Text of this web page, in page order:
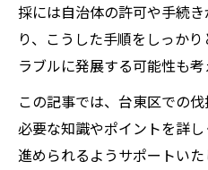
採には自治体の許可や手続
り、こうした手順をしっか
ラブルに発展する可能性も考
この記事では、台東区での
必要な知識やポイントを詳
進められるようサポートいた